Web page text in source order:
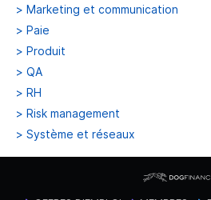
> Marketing et communication
> Paie
> Produit
> QA
> RH
> Risk management
> Système et réseaux